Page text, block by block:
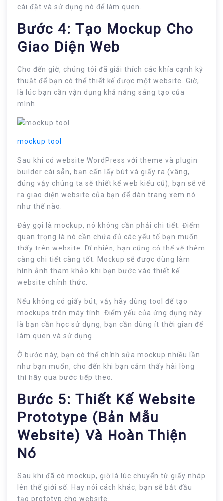
cài đặt và sử dụng nó để làm quen.
Bước 4: Tạo Mockup Cho
Giao Diện Web
Cho đến giờ, chúng tôi đã giải thích các khía cạnh kỹ
thuật để bạn có thể thiết kế được một website. Giờ,
là lúc bạn cần vận dụng khả năng sáng tạo của
mình.
mockup tool
Sau khi có website WordPress với theme và plugin
builder cài sẵn, bạn cấn lấy bút và giấy ra (vâng,
đúng vậy chúng ta sẽ thiết kế web kiểu cũ), bạn sẽ vẽ
ra giao diện website của bạn để dàn trang xem nó
như thế nào.
Đây gọi là mockup, nó không cần phải chi tiết. Điểm
quan trọng là nó cần chứa đủ các yếu tố bạn muốn
thấy trên website. Dĩ nhiên, bạn cũng có thể vẽ thêm
càng chi tiết càng tốt. Mockup sẽ được dùng làm
hình ảnh tham khảo khi bạn bước vào thiết kế
website chính thức.
Nếu không có giấy bút, vậy hãy dùng tool để tạo
mockups trên máy tính. Điểm yếu của ứng dụng này
là bạn cần học sử dụng, bạn cần dùng ít thời gian để
làm quen và sử dụng.
Ở bước này, bạn có thể chỉnh sửa mockup nhiều lần
như bạn muốn, cho đến khi bạn cảm thấy hài lòng
thì hãy qua bước tiếp theo.
Bước 5: Thiết Kế Website
Prototype (bản Mẫu
Website) Và Hoàn Thiện
Nó
Sau khi đã có mockup, giờ là lúc chuyển từ giấy nháp
lên thế giới số. Hay nói cách khác, bạn sẽ bắt đầu
tạo prototyp cho website.